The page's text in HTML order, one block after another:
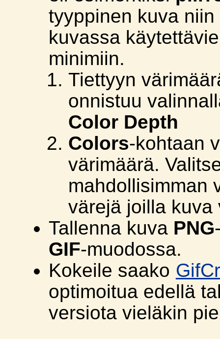
tyyppinen kuva
kuvassa
minimiin.
Tiettyyn
onnistuu
Color Depth
Colors-kohtaan
värimäärä.
mahdollisimman
värejä joilla kuva
Tallenna kuva PNG
GIF-muodossa.
Kokeile saako
optimoitua edellä
versiota vieläkin